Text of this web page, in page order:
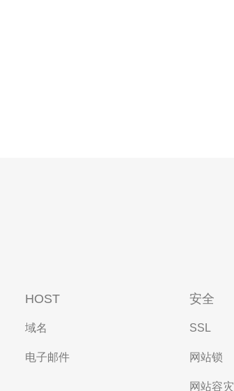
HOST
域名
电子邮件
安全
SSL
网站锁
网站容灾